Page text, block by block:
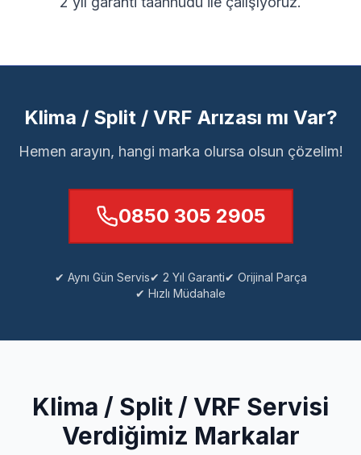
Klima / Split / VRF Arızası mı Var?
Hemen arayın, hangi marka olursa olsun çözelim!
0850 305 2905
✔ Aynı Gün Servis✔ 2 Yıl Garanti✔ Orijinal Parça
✔ Hızlı Müdahale
Klima / Split / VRF Servisi
Verdiğimiz Markalar